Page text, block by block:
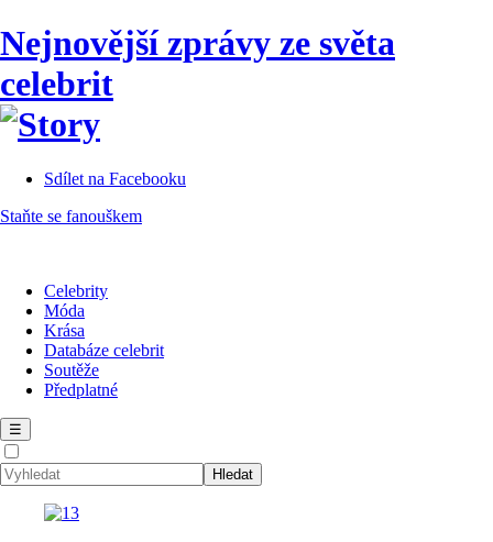
Nejnovější zprávy ze světa
celebrit
Sdílet na Facebooku
Staňte se fanouškem
Celebrity
Móda
Krása
Databáze celebrit
Soutěže
Předplatné
☰